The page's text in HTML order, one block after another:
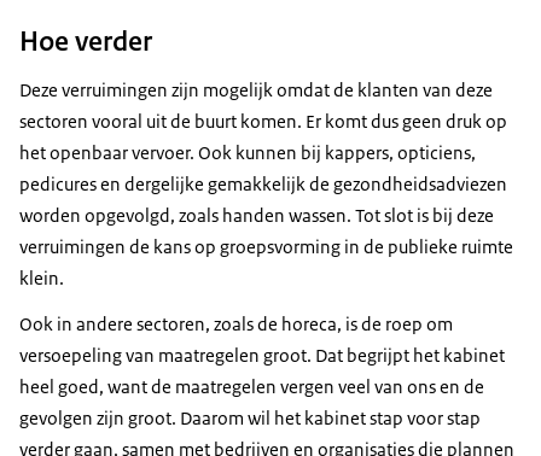
Hoe verder
Deze verruimingen zijn mogelijk omdat de klanten van deze
sectoren vooral uit de buurt komen. Er komt dus geen druk op
het openbaar vervoer. Ook kunnen bij kappers, opticiens,
pedicures en dergelijke gemakkelijk de gezondheidsadviezen
worden opgevolgd, zoals handen wassen. Tot slot is bij deze
verruimingen de kans op groepsvorming in de publieke ruimte
klein.
Ook in andere sectoren, zoals de horeca, is de roep om
versoepeling van maatregelen groot. Dat begrijpt het kabinet
heel goed, want de maatregelen vergen veel van ons en de
gevolgen zijn groot. Daarom wil het kabinet stap voor stap
verder gaan, samen met bedrijven en organisaties die plannen